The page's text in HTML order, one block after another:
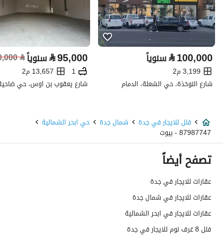
خط الطول
39.10785072181683
تفاصيل العقار
نوع الإعلان
استخدام العقار
-
السعر
90000
المساحة
خدمات العقار
كهرباء
⃁100,000 سنوياً
3,199 م2
شارع النوخذة، حي الشعلة، الدمام
⃁95,000 سنوياً⃁
1 13,657 م2
فلل للايجار في جدة شمال جدة حي ابحر الشمالية
87987747 - بيوت
تصفح أيضاً
عقارات للايجار في جدة
عقارات للايجار في شمال جدة
عقارات للايجار في ابحر الشمالية
فلل 8 غرف نوم للايجار في جدة